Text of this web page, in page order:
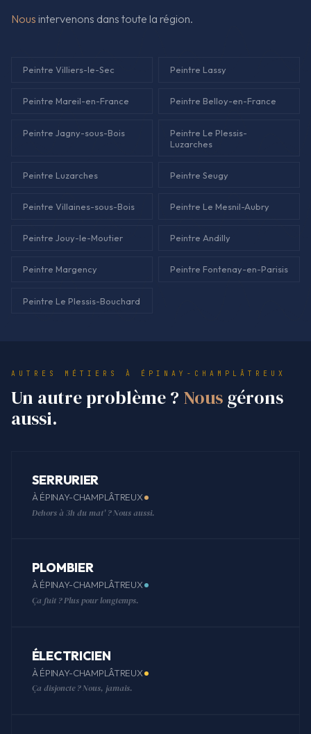
Nous intervenons dans toute la région.
Peintre Villiers-le-Sec Peintre Lassy
Peintre Mareil-en-France Peintre Belloy-en-France
Peintre Jagny-sous-Bois
Peintre Le Plessis-
Luzarches
Peintre Luzarches Peintre Seugy
Peintre Villaines-sous-Bois Peintre Le Mesnil-Aubry
Peintre Jouy-le-Moutier Peintre Andilly
Peintre Margency Peintre Fontenay-en-Parisis
Peintre Le Plessis-Bouchard
AUTRES MÉTIERS À ÉPINAY-CHAMPLÂTREUX
Un autre problème ? Nous gérons
aussi.
SERRURIER
À ÉPINAY-CHAMPLÂTREUX
Dehors à 3h du mat' ? Nous aussi.
PLOMBIER
À ÉPINAY-CHAMPLÂTREUX
Ça fuit ? Plus pour longtemps.
ÉLECTRICIEN
À ÉPINAY-CHAMPLÂTREUX
Ça disjoncte ? Nous, jamais.